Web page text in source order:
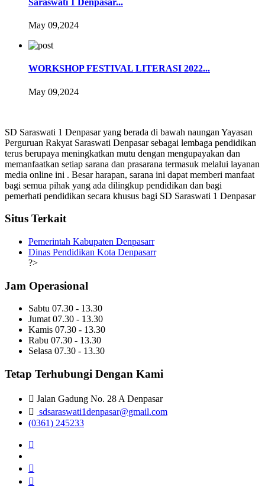
May 09,2024
WORKSHOP FESTIVAL LITERASI 2022...
May 09,2024
SD Saraswati 1 Denpasar yang berada di bawah naungan Yayasan
Perguruan Rakyat Saraswati Denpasar sebagai lembaga pendidikan
terus berupaya meningkatkan mutu dengan mengupayakan dan
memanfaatkan setiap sarana dan prasarana termasuk melalui layanan
media online ini . Besar harapan, sarana ini dapat memberi manfaat
bagi semua pihak yang ada dilingkup pendidikan dan bagi
pemerhati pendidikan secara khusus bagi SD Saraswati 1 Denpasar
Situs Terkait
Pemerintah Kabupaten Denpasarr
Dinas Pendidikan Kota Denpasarr
?>
Jam Operasional
Sabtu 07.30 - 13.30
Jumat 07.30 - 13.30
Kamis 07.30 - 13.30
Rabu 07.30 - 13.30
Selasa 07.30 - 13.30
Tetap Terhubungi Dengan Kami
Jalan Gadung No. 28 A Denpasar
sdsaraswati1denpasar@gmail.com
(0361) 245233